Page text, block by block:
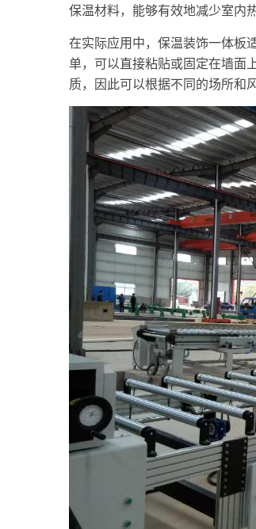
保温材料，能够有效地减少室内
在实际应用中，保温装饰一体板
单，可以直接粘贴或固定在墙面
质，因此可以根据不同的场所和